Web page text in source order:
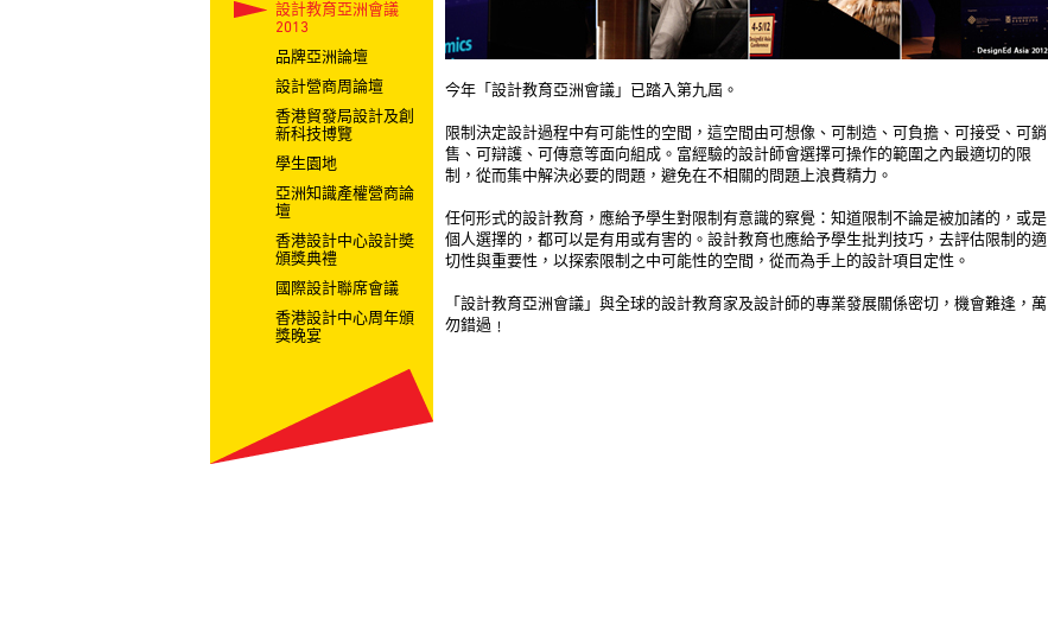
設計教育亞洲會議
2013
品牌亞洲論壇
設計營商周論壇
香港貿發局設計及創
新科技博覽
學生園地
亞洲知識產權營商論
壇
香港設計中心設計奬
頒獎典禮
國際設計聯席會議
香港設計中心周年頒
獎晚宴
今年「設計教育亞洲會議」已踏入第九屆。
限制決定設計過程中有可能性的空間，這空間由可想像、可制造、可負擔、可接受、可銷
售、可辯護、可傳意等面向組成。富經驗的設計師會選擇可操作的範圍之內最適切的限
制，從而集中解決必要的問題，避免在不相關的問題上浪費精力。
任何形式的設計教育，應給予學生對限制有意識的察覺：知道限制不論是被加諸的，或是
個人選擇的，都可以是有用或有害的。設計教育也應給予學生批判技巧，去評估限制的適
切性與重要性，以探索限制之中可能性的空間，從而為手上的設計項目定性。
「設計教育亞洲會議」與全球的設計教育家及設計師的專業發展關係密切，機會難逢，萬
勿錯過﹗